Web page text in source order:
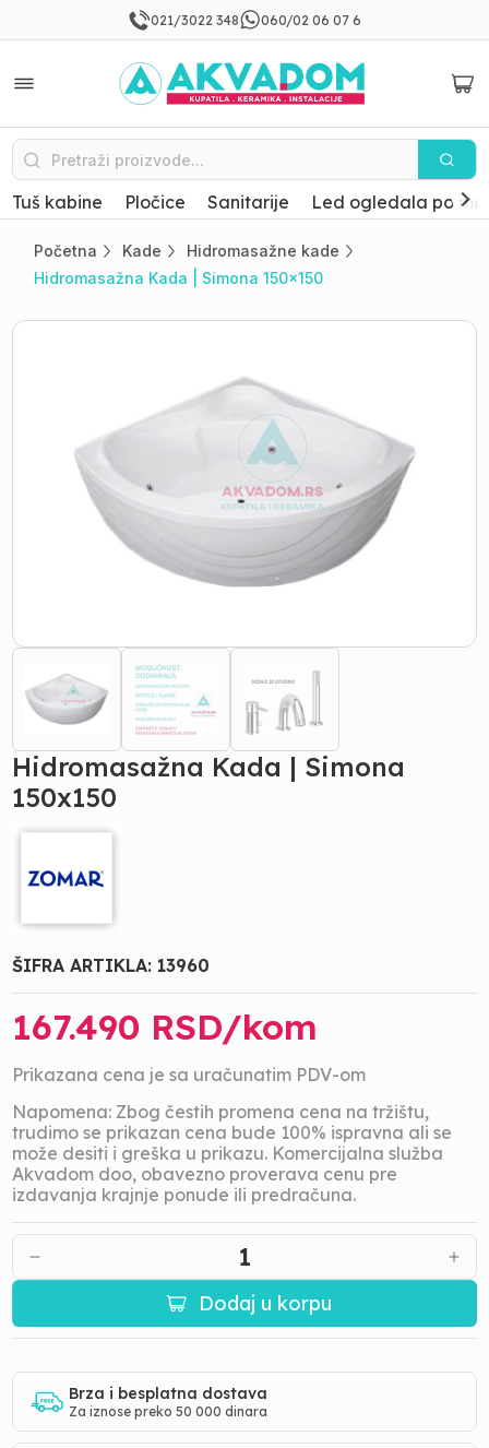
021/3022 348 060/02 06 07 6
Tuš kabine Pločice Sanitarije Led ogledala po
Početna Kade
Hidromasažne kade
Hidromasažna Kada | Simona 150x150
Hidromasažna Kada | Simona
150x150
ŠIFRA ARTIKLA: 13960
167.490 RSD/kom
Prikazana cena je sa uračunatim PDV-om
Napomena: Zbog čestih promena cena na tržištu,
trudimo se prikazan cena bude 100% ispravna ali se
može desiti i greška u prikazu. Komercijalna služba
Akvadom doo, obavezno proverava cenu pre
izdavanja krajnje ponude ili predračuna.
1
Dodaj u korpu
Brza i besplatna dostava
Za iznose preko 50 000 dinara